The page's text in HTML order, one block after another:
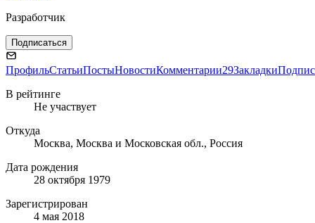
Разработчик
Подписаться
ПрофильСтатьиПостыНовостиКомментарии29Закладки
В рейтинге
Не участвует
Откуда
Москва, Москва и Московская обл., Россия
Дата рождения
28 октября 1979
Зарегистрирован
4 мая 2018